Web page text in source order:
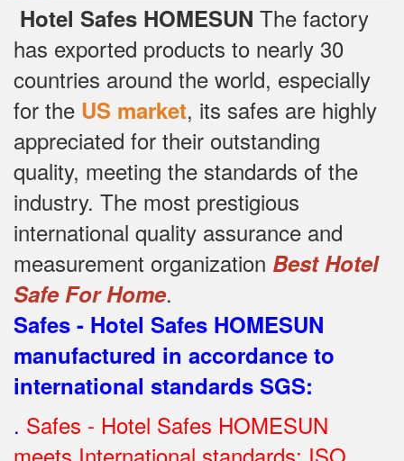
Hotel Safes HOMESUN The factory
has exported products to nearly 30
countries around the world, especially
for the US market, its safes are highly
appreciated for their outstanding
quality, meeting the standards of the
industry. The most prestigious
international quality assurance and
measurement organization Best Hotel
Safe For Home.
Safes - Hotel Safes HOMESUN
manufactured in accordance to
international standards SGS:
. Safes - Hotel Safes HOMESUN
meets International standards: ISO